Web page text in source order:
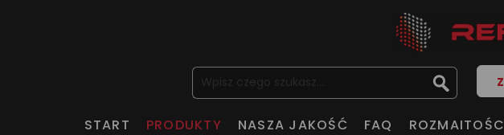
START PRODUKTY NASZA JAKOŚĆ FAQ